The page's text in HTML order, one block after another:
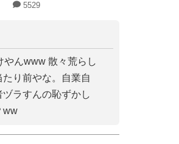
5529
やんwww 散々荒らし
り前やな。自業自
ラすんの恥ずかし
ww